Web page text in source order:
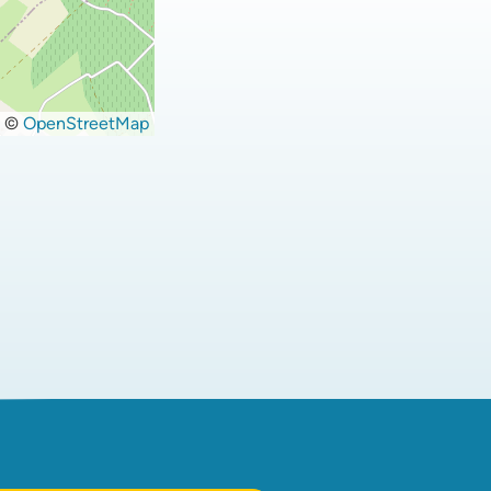
© OpenStreetMap